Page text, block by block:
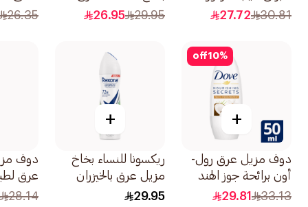
150مل
30.81
27.72
قطن جاف 150مل
29.95
26.95
26.35
10%
off
+
دوف مزيل عرق رول-
أون برائحة جوز الهند
والياسمين للنساء
33.13
29.81
+
ريكسونا للنساء بخاخ
مزيل عرق بالخيزران
والصبار 150مل
29.95
دوف
عرق
28.14